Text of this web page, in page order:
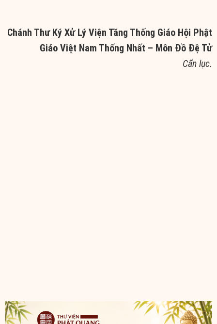
Chánh Thư Ký Xử Lý Viện Tăng Thống Giáo Hội Phật
Giáo Việt Nam Thống Nhất – Môn Đồ Đệ Tử
Cẩn lục.